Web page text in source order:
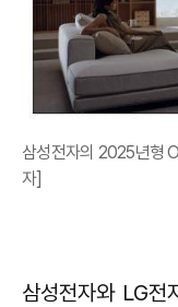
삼성전자의 2025년형
자]
삼성전자와 LG